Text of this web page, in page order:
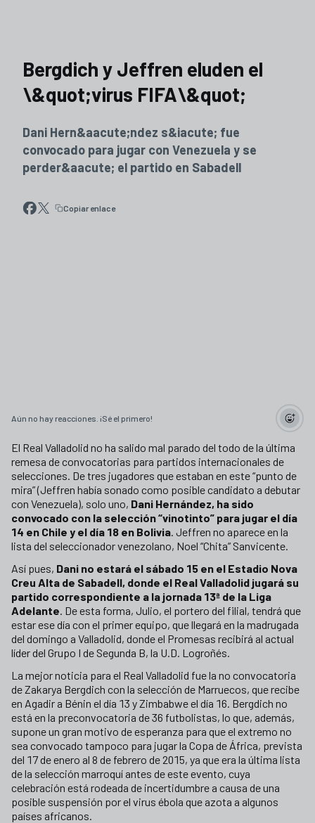
Bergdich y Jeffren eluden el
\&quot;virus FIFA\&quot;
Dani Hern&aacute;ndez s&iacute; fue
convocado para jugar con Venezuela y se
perder&aacute; el partido en Sabadell
Copiar enlace
Aún no hay reacciones. ¡Sé el primero!
El Real Valladolid no ha salido mal parado del todo de la última
remesa de convocatorias para partidos internacionales de
selecciones. De tres jugadores que estaban en este “punto de
mira” (Jeffren había sonado como posible candidato a debutar
con Venezuela), solo uno, Dani Hernández, ha sido
convocado con la selección “vinotinto” para jugar el día
14 en Chile y el día 18 en Bolivia. Jeffren no aparece en la
lista del seleccionador venezolano, Noel “Chita” Sanvicente.
Así pues, Dani no estará el sábado 15 en el Estadio Nova
Creu Alta de Sabadell, donde el Real Valladolid jugará su
partido correspondiente a la jornada 13ª de la Liga
Adelante. De esta forma, Julio, el portero del filial, tendrá que
estar ese día con el primer equipo, que llegará en la madrugada
del domingo a Valladolid, donde el Promesas recibirá al actual
líder del Grupo I de Segunda B, la U.D. Logroñés.
La mejor noticia para el Real Valladolid fue la no convocatoria
de Zakarya Bergdich con la selección de Marruecos, que recibe
en Agadir a Bénin el día 13 y Zimbabwe el día 16. Bergdich no
está en la preconvocatoria de 36 futbolistas, lo que, además,
supone un gran motivo de esperanza para que el extremo no
sea convocado tampoco para jugar la Copa de África, prevista
del 17 de enero al 8 de febrero de 2015, ya que era la última lista
de la selección marroquí antes de este evento, cuya
celebración está rodeada de incertidumbre a causa de una
posible suspensión por el virus ébola que azota a algunos
países africanos.